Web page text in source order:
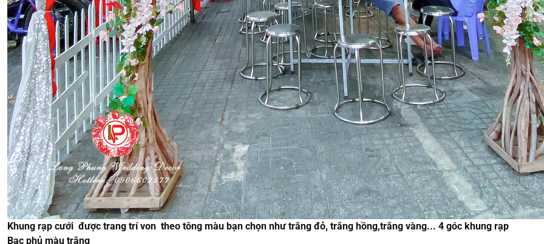
Khung rạp cưới được trang trí von theo tông màu bạn chọn như trắng đỏ, trắng hồng,trắng vàng... 4 góc khung rạp
Bạc phủ màu trắng